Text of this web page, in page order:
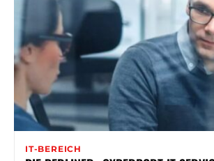
IT-BEREICH